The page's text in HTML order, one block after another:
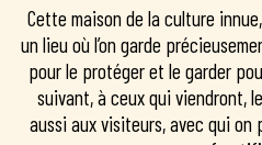
Cette maison de la culture
un lieu où l’on garde
pour le protéger et le garder
suivant, à ceux qui viendront,
aussi aux visiteurs, avec qui